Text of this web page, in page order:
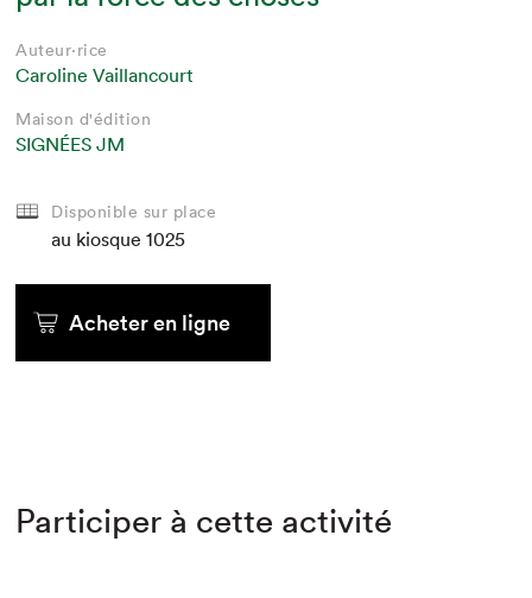
Auteur·rice
Caroline Vaillancourt
Maison d'édition
SIGNÉES JM
Disponible sur place
au kiosque 1025
Acheter en ligne
Participer à cette activité